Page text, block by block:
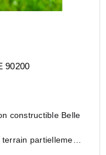
90200
constructible Belle
partiellement